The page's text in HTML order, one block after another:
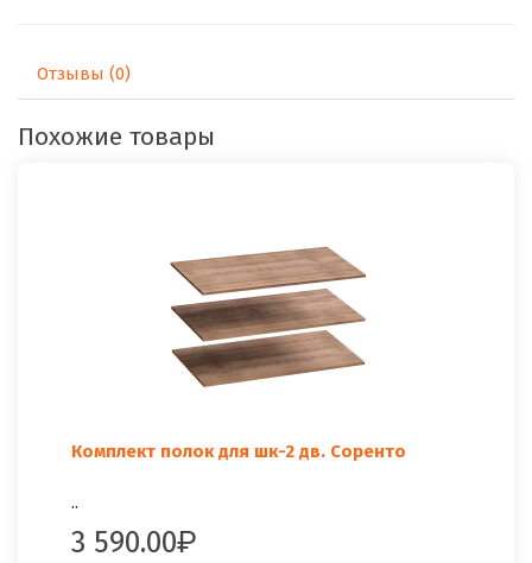
Отзывы (0)
Похожие товары
Комплект полок для шк-2 дв. Соренто
..
3 590.00